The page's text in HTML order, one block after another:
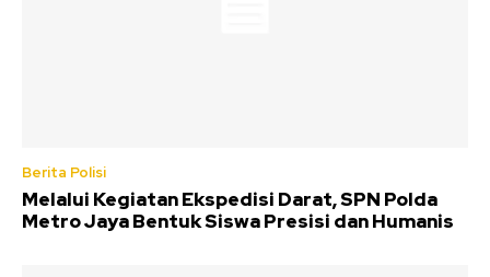
Berita Polisi
Melalui Kegiatan Ekspedisi Darat, SPN Polda
Metro Jaya Bentuk Siswa Presisi dan Humanis